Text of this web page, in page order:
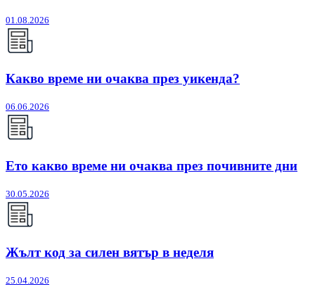
01.08.2026
Какво време ни очаква през уикенда?
06.06.2026
Ето какво време ни очаква през почивните дни
30.05.2026
Жълт код за силен вятър в неделя
25.04.2026